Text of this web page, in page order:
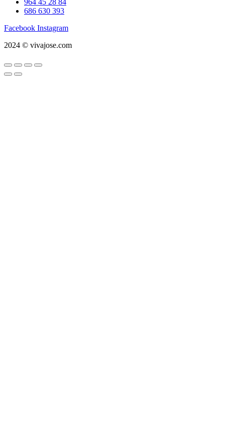
686 630 393
Facebook Instagram
2024 © vivajose.com